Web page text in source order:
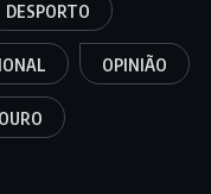
DESPORTO
OPINIÃO